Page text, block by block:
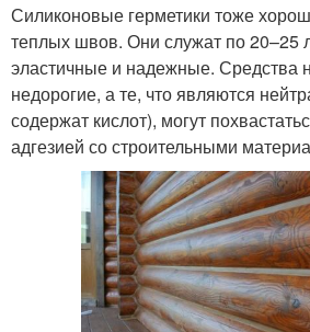
Силиконовые герметики тоже
теплых швов. Они служат по 20–25
эластичные и надежные. Средства
недорогие, а те, что являются
содержат кислот), могут
адгезией со строительными